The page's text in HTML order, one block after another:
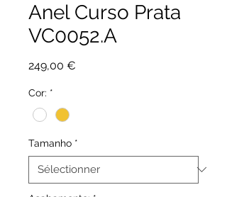
Anel Curso Prata
VC0052.A
249,00 €
Cor: *
Tamanho *